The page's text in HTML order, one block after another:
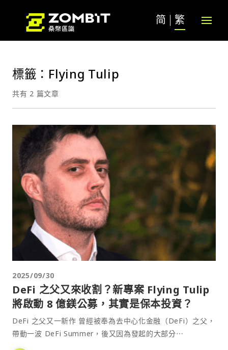
简 繁
標籤：Flying Tulip
共有 2 篇文章
2025/09/30
DeFi 之父又來收割？新專案 Flying Tulip
將啟動 8 億鎂公募，其實是保本投資？
DeFi 之父又一新作 曾經被奉為去中心化金融（DeFi）之父，
帶動一波 DeFi Summer，後又因為發起的大部分⋯